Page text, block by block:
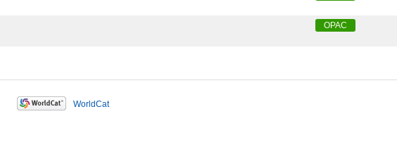
OPAC
WorldCat